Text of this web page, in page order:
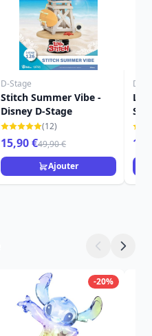
D-Stage
Stitch Summer Vibe -
Disney D-Stage
(12)
15,90 €49,90 €
Ajouter
-20%